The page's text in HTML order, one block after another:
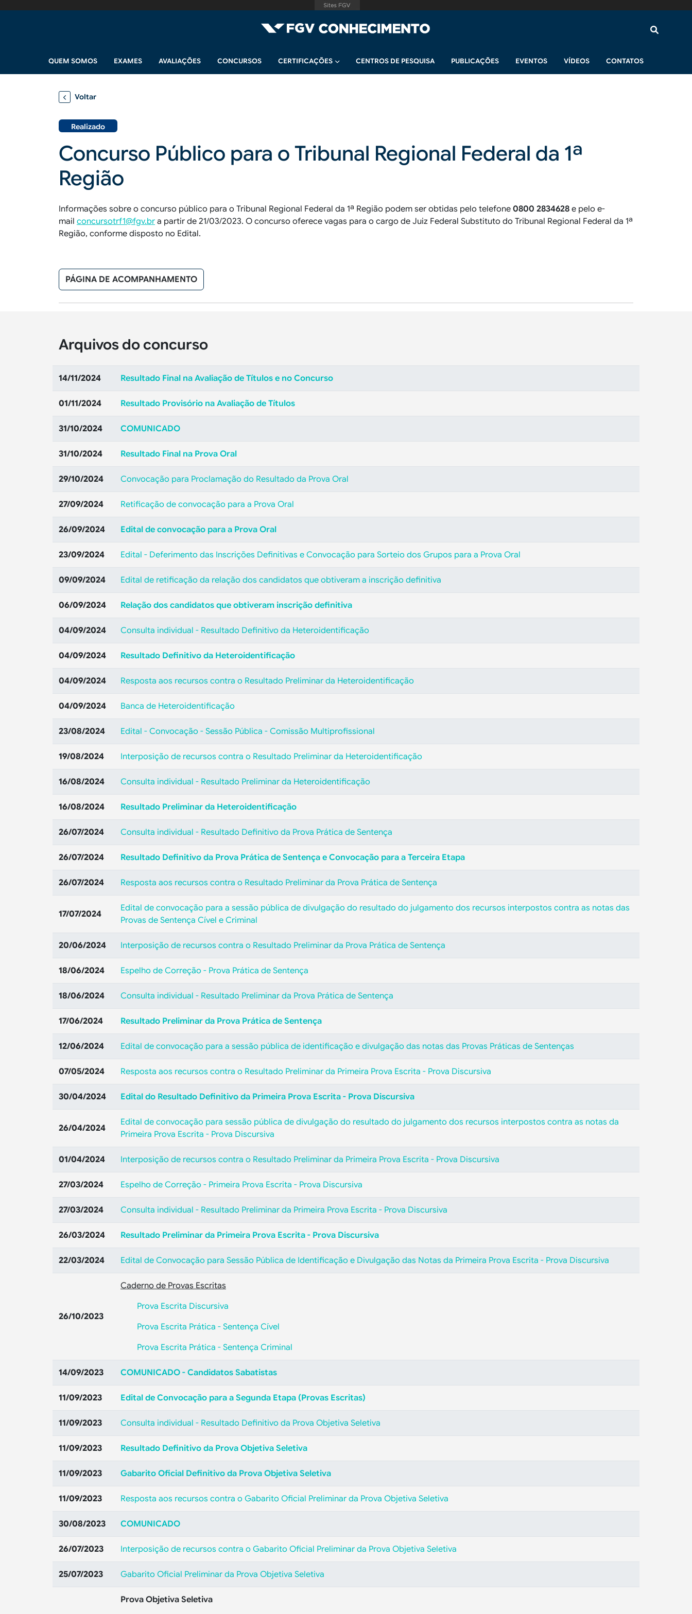
Navegação principal
QUEM SOMOS EXAMES AVALIAÇÕES CONCURSOS CERTIFICAÇÕES CENTROS DE PESQUISA PUBLICAÇÕES EVENTOS VÍDEOS CONTATOS
Voltar
Realizado
Concurso Público para o Tribunal Regional Federal da 1ª
Região
Informações sobre o concurso público para o Tribunal Regional Federal da 1ª Região podem ser obtidas pelo telefone 0800 2834628 e pelo e-
mail concursotrf1@fgv.br a partir de 21/03/2023. O concurso oferece vagas para o cargo de Juiz Federal Substituto do Tribunal Regional Federal da 1ª
Região, conforme disposto no Edital.
PÁGINA DE ACOMPANHAMENTO
Arquivos do concurso
14/11/2024 Resultado Final na Avaliação de Títulos e no Concurso
01/11/2024 Resultado Provisório na Avaliação de Títulos
31/10/2024 COMUNICADO
31/10/2024 Resultado Final na Prova Oral
29/10/2024 Convocação para Proclamação do Resultado da Prova Oral
27/09/2024 Retificação de convocação para a Prova Oral
26/09/2024 Edital de convocação para a Prova Oral
23/09/2024 Edital - Deferimento das Inscrições Definitivas e Convocação para Sorteio dos Grupos para a Prova Oral
09/09/2024 Edital de retificação da relação dos candidatos que obtiveram a inscrição definitiva
06/09/2024 Relação dos candidatos que obtiveram inscrição definitiva
04/09/2024 Consulta individual - Resultado Definitivo da Heteroidentificação
04/09/2024 Resultado Definitivo da Heteroidentificação
04/09/2024 Resposta aos recursos contra o Resultado Preliminar da Heteroidentificação
04/09/2024 Banca de Heteroidentificação
23/08/2024 Edital - Convocação - Sessão Pública - Comissão Multiprofissional
19/08/2024 Interposição de recursos contra o Resultado Preliminar da Heteroidentificação
16/08/2024 Consulta individual - Resultado Preliminar da Heteroidentificação
16/08/2024 Resultado Preliminar da Heteroidentificação
26/07/2024 Consulta individual - Resultado Definitivo da Prova Prática de Sentença
26/07/2024 Resultado Definitivo da Prova Prática de Sentença e Convocação para a Terceira Etapa
26/07/2024 Resposta aos recursos contra o Resultado Preliminar da Prova Prática de Sentença
17/07/2024
Edital de convocação para a sessão pública de divulgação do resultado do julgamento dos recursos interpostos contra as notas das
Provas de Sentença Cível e Criminal
20/06/2024 Interposição de recursos contra o Resultado Preliminar da Prova Prática de Sentença
18/06/2024 Espelho de Correção - Prova Prática de Sentença
18/06/2024 Consulta individual - Resultado Preliminar da Prova Prática de Sentença
17/06/2024 Resultado Preliminar da Prova Prática de Sentença
12/06/2024 Edital de convocação para a sessão pública de identificação e divulgação das notas das Provas Práticas de Sentenças
07/05/2024 Resposta aos recursos contra o Resultado Preliminar da Primeira Prova Escrita - Prova Discursiva
30/04/2024 Edital do Resultado Definitivo da Primeira Prova Escrita - Prova Discursiva
26/04/2024
Edital de convocação para sessão pública de divulgação do resultado do julgamento dos recursos interpostos contra as notas da
Primeira Prova Escrita - Prova Discursiva
01/04/2024 Interposição de recursos contra o Resultado Preliminar da Primeira Prova Escrita - Prova Discursiva
27/03/2024 Espelho de Correção - Primeira Prova Escrita - Prova Discursiva
27/03/2024 Consulta individual - Resultado Preliminar da Primeira Prova Escrita - Prova Discursiva
26/03/2024 Resultado Preliminar da Primeira Prova Escrita - Prova Discursiva
22/03/2024 Edital de Convocação para Sessão Pública de Identificação e Divulgação das Notas da Primeira Prova Escrita - Prova Discursiva
26/10/2023
Caderno de Provas Escritas
Prova Escrita Discursiva
Prova Escrita Prática - Sentença Cível
Prova Escrita Prática - Sentença Criminal
14/09/2023 COMUNICADO - Candidatos Sabatistas
11/09/2023 Edital de Convocação para a Segunda Etapa (Provas Escritas)
11/09/2023 Consulta individual - Resultado Definitivo da Prova Objetiva Seletiva
11/09/2023 Resultado Definitivo da Prova Objetiva Seletiva
11/09/2023 Gabarito Oficial Definitivo da Prova Objetiva Seletiva
11/09/2023 Resposta aos recursos contra o Gabarito Oficial Preliminar da Prova Objetiva Seletiva
30/08/2023 COMUNICADO
26/07/2023 Interposição de recursos contra o Gabarito Oficial Preliminar da Prova Objetiva Seletiva
25/07/2023 Gabarito Oficial Preliminar da Prova Objetiva Seletiva
Prova Objetiva Seletiva